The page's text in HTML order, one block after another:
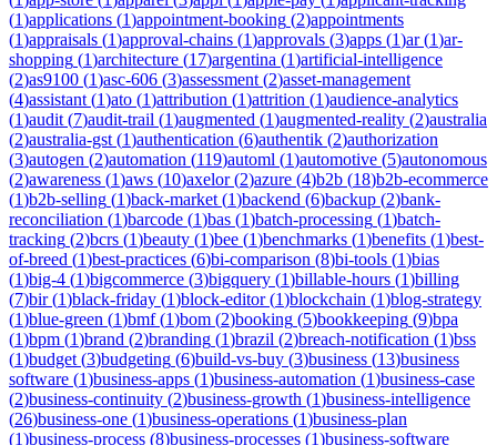
(1)applications (1)appointment-booking (2)appointments
(1)appraisals (1)approval-chains (1)approvals (3)apps (1)ar(1)ar-
shopping (1)architecture (17)argentina (1)artificial-intelligence
(2)as9100 (1)asc-606 (3)assessment (2)asset-management
(4)assistant (1)ato (1)attribution (1)attrition (1)audience-analytics
(1)audit (7)audit-trail (1)augmented (1)augmented-reality (2)australia
(2)australia-gst (1)authentication (6)authentik (2)authorization
(3)autogen (2)automation (119)automl (1)automotive (5)autonomous
(2)awareness (1)aws (10)axelor(2)azure (4)b2b (18)b2b-ecommerce
(1)b2b-selling (1)back-market (1)backend (6)backup (2)bank-
reconciliation (1)barcode (1)bas (1)batch-processing (1)batch-
tracking (2)bcrs (1)beauty (1)bee (1)benchmarks (1)benefits (1)best-
of-breed (1)best-practices (6)bi-comparison (8)bi-tools (1)bias
(1)big-4 (1)bigcommerce (3)bigquery (1)billable-hours (1)billing
(7)bir(1)black-friday (1)block-editor(1)blockchain (1)blog-strategy
(1)blue-green (1)bmf(1)bom (2)booking (5)bookkeeping (9)bpa
(1)bpm (1)brand (2)branding (1)brazil (2)breach-notification (1)bss
(1)budget (3)budgeting (6)build-vs-buy (3)business (13)business
software (1)business-apps (1)business-automation (1)business-case
(2)business-continuity (2)business-growth (1)business-intelligence
(26)business-one (1)business-operations (1)business-plan
(1)business-process (8)business-processes (1)business-software